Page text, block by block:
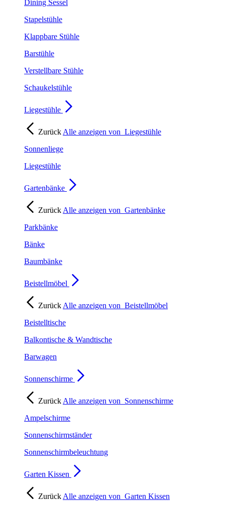
Dining Sessel
Stapelstühle
Klappbare Stühle
Barstühle
Verstellbare Stühle
Schaukelstühle
Liegestühle
Zurück Alle anzeigen von Liegestühle
Sonnenliege
Liegestühle
Gartenbänke
Zurück Alle anzeigen von Gartenbänke
Parkbänke
Bänke
Baumbänke
Beistellmöbel
Zurück Alle anzeigen von Beistellmöbel
Beistelltische
Balkontische & Wandtische
Barwagen
Sonnenschirme
Zurück Alle anzeigen von Sonnenschirme
Ampelschirme
Sonnenschirmständer
Sonnenschirmbeleuchtung
Garten Kissen
Zurück Alle anzeigen von Garten Kissen